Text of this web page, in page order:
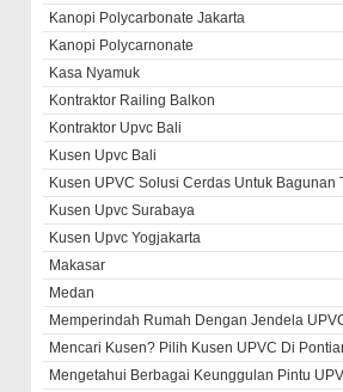
Kanopi Polycarbonate Jakarta
Kanopi Polycarnonate
Kasa Nyamuk
Kontraktor Railing Balkon
Kontraktor Upvc Bali
Kusen Upvc Bali
Kusen UPVC Solusi Cerdas Untuk Bagunan
Kusen Upvc Surabaya
Kusen Upvc Yogjakarta
Makasar
Medan
Memperindah Rumah Dengan Jendela
Mencari Kusen? Pilih Kusen UPVC Di
Mengetahui Berbagai Keunggulan Pintu